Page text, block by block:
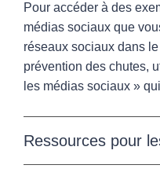
Pour accéder à des
médias sociaux que
réseaux sociaux dans
prévention des chutes,
les médias sociaux »
Ressources pour